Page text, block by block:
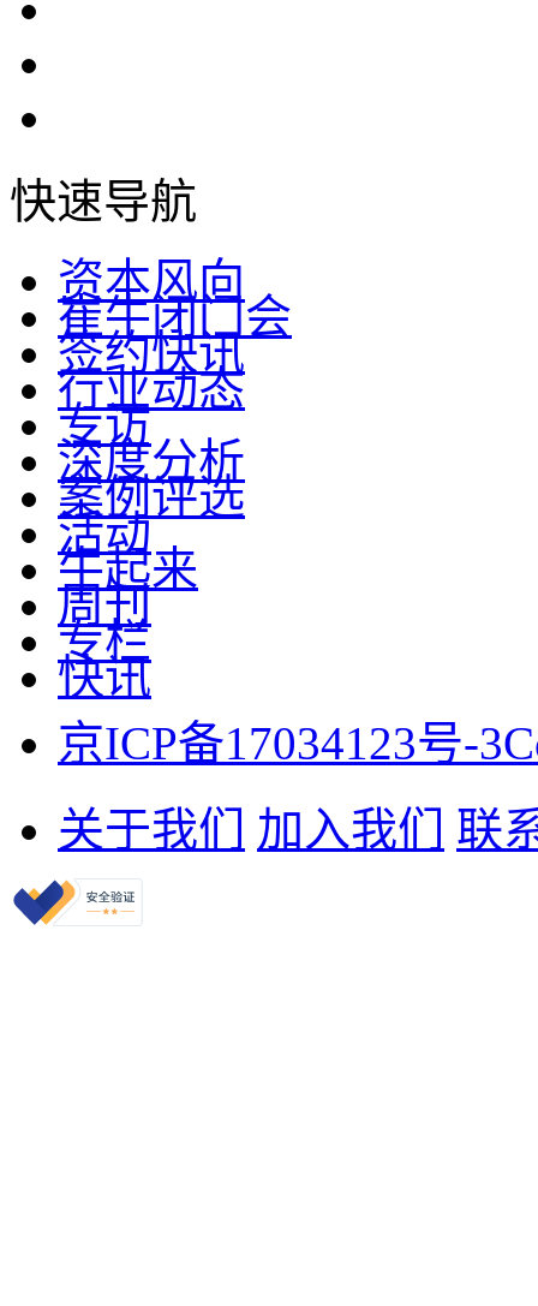
快速导航
资本风向
崔牛闭门会
签约快讯
行业动态
专访
深度分析
案例评选
活动
牛起来
周刊
专栏
快讯
京ICP备17034123号-3
关于我们
加入我们 联